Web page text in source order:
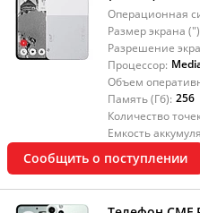
Операционная
Размер экрана
Разрешение
Процессор:
Объем
Память (Гб): 256
Количество
Емкость
Сообщить о поступлении